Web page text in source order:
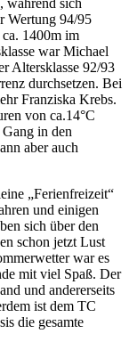
Wertung 94/95
1400m im
war Michael
Altersklasse 92/93
durchsetzen. Bei
Franziska Krebs.
von ca.14°C
in den
aber auch
„Ferienfreizeit“
und einigen
sich über den
schon jetzt Lust
war es
mit viel Spaß. Der
und andererseits
ist dem TC
die gesamte